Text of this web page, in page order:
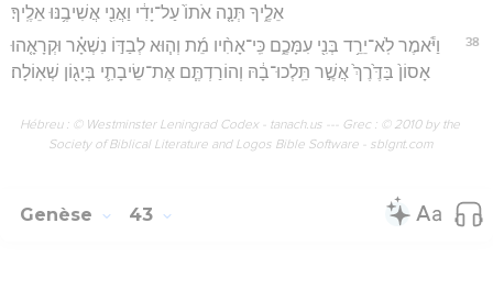
אֵלֶ֑יךָ תְּנָ֤ה אֹתוֹ֙ עַל־יָדִ֔י וַאֲנִ֖י אֲשִׁיבֶ֥נּוּ אֵלֶֽיךָ׃
38
וַיֹּ֕אמֶר לֹֽא־יֵרֵ֥ד בְּנִ֖י עִמָּכֶ֑ם כִּֽי־אָחִ֨יו מֵ֜ת וְה֧וּא לְבַדּ֣וֹ נִשְׁאָ֗ר וּקְרָאָ֤הוּ
אָסוֹן֙ בַּדֶּ֙רֶךְ֙ אֲשֶׁ֣ר תֵּֽלְכוּ־בָ֔הּ וְהוֹרַדְתֶּ֧ם אֶת־שֵׂיבָתִ֛י בְּיָג֖וֹן שְׁאֽוֹלָה׃
Hébreu : © Westminster Leningrad Codex - tanach.us --- Grec : © 2010 by the
Society of Biblical Literature and Logos Bible Software - sblgnt.com
Genèse 43